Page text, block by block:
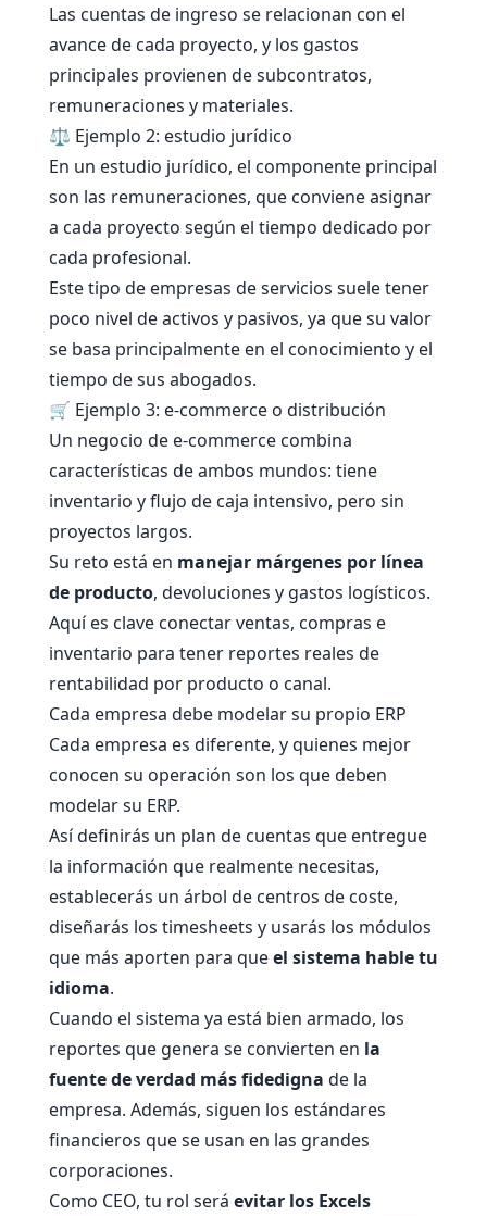
Las cuentas de ingreso se relacionan con el
avance de cada proyecto, y los gastos
principales provienen de subcontratos,
remuneraciones y materiales.
⚖️ Ejemplo 2: estudio jurídico
En un estudio jurídico, el componente principal
son las remuneraciones, que conviene asignar
a cada proyecto según el tiempo dedicado por
cada profesional.
Este tipo de empresas de servicios suele tener
poco nivel de activos y pasivos, ya que su valor
se basa principalmente en el conocimiento y el
tiempo de sus abogados.
🛒 Ejemplo 3: e-commerce o distribución
Un negocio de e-commerce combina
características de ambos mundos: tiene
inventario y flujo de caja intensivo, pero sin
proyectos largos.
Su reto está en manejar márgenes por línea
de producto, devoluciones y gastos logísticos.
Aquí es clave conectar ventas, compras e
inventario para tener reportes reales de
rentabilidad por producto o canal.
Cada empresa debe modelar su propio ERP
Cada empresa es diferente, y quienes mejor
conocen su operación son los que deben
modelar su ERP.
Así definirás un plan de cuentas que entregue
la información que realmente necesitas,
establecerás un árbol de centros de coste,
diseñarás los timesheets y usarás los módulos
que más aporten para queel sistema hable tu
idioma.
Cuando el sistema ya está bien armado, los
reportes que genera se convierten en la
fuente de verdad más fidedigna de la
empresa. Además, siguen los estándares
financieros que se usan en las grandes
corporaciones.
Como CEO, tu rol será evitar los Excels